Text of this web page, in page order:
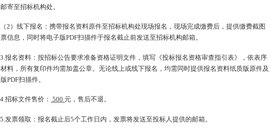
寄至招标机构处。
（2）线下报名：携带报名资料原件至招标机构处现场报名，现场完成缴费后，提供缴费截图
信息，同时将电子版PDF扫描件于报名截止前发送至招标机构邮箱。
3.报名资料：按招标公告要求准备资格证明文件，填写《投标报名资格审查指引表》，依表序
料，所有复印件均需加盖公章。无论线上或线下报名，均需同时提供报名资料纸质版原件及
PDF扫描件。
4.招标文件售价： 500 元，售后不退。
5.发票领取：报名截止后5个工作日内，发票将发送至投标人提供的邮箱。